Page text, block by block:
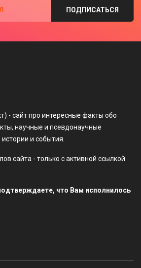
ПОДПИСАТЬСЯ
- сайт про интересные факты обо
научные и псевдонаучные
и события.
сайта - только с активной ссылкой
что Вам исполнилось